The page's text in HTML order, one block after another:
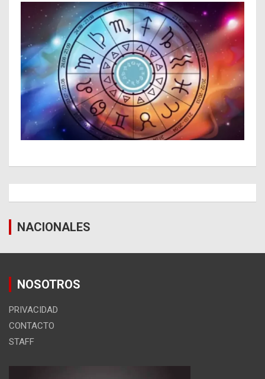
NACIONALES
NOSOTROS
PRIVACIDAD
CONTACTO
STAFF